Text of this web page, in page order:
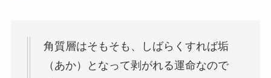
角質層はそもそも、しばらくすれば垢
（あか）となって剥がれる運命なので